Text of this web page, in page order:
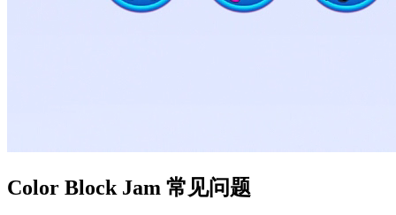
Color Block Jam 常见问题